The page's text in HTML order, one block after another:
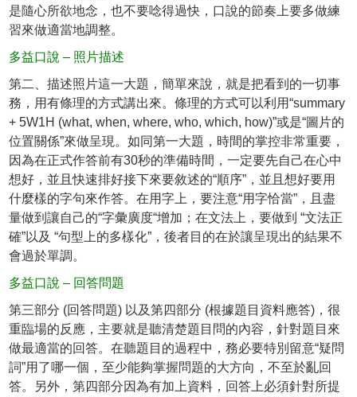
是隨心所欲地念，也不要唸得過快，口說的節奏上要多做練
習來做適當地調整。
多益口說 – 照片描述
第二、描述照片這一大題，簡單來說，就是把看到的一切事
務，用有條理的方式講出來。條理的方式可以利用“summary
+ 5W1H (what, when, where, who, which, how)”或是“圖片的
位置關係”來做呈現。如同第一大題，時間的掌控非常重要，
因為在正式作答前有30秒的準備時間，一定要先自己在心中
想好，並且快速排好接下來要敘述的“順序”，並且想好要用
什麼樣的字句來作答。在用字上，要注意“用字恰當”，且盡
量做到讓自己的“字彙廣度“增加；在文法上，要做到 “文法正
確”以及 “句型上的多樣化”，後者目的在於讓呈現出的結果不
會過於單調。
多益口說 – 回答問題
第三部分 (回答問題) 以及第四部分 (根據題目資料應答)，很
重臨場的反應，主要就是聽清楚題目問的內容，針對題目來
做最適當的回答。在聽題目的過程中，務必要特別留意“疑問
詞”用了哪一個，至少能夠掌握問題的大方向，不至於亂回
答。另外，第四部分因為有加上資料，回答上必須針對所提